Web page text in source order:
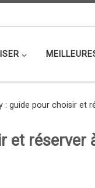
: guide pour choisir et
et réserver